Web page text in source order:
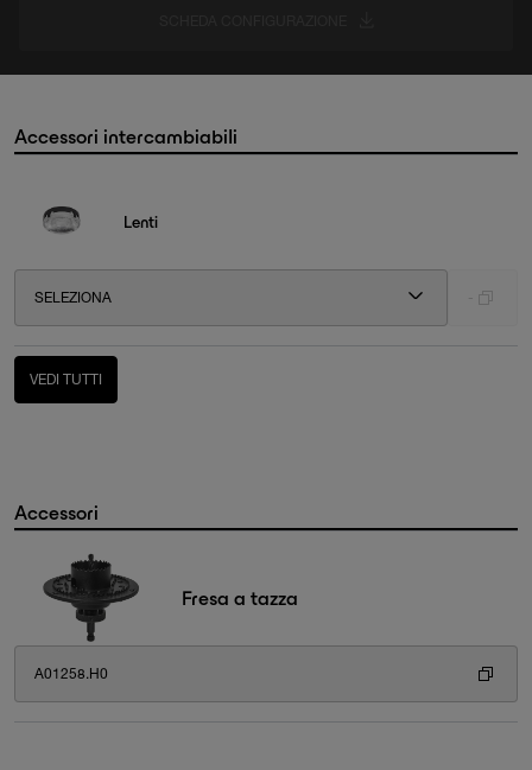
Accessori intercambiabili
Lenti
SELEZIONA
VEDI TUTTI
Accessori
Fresa a tazza
A01258.H0